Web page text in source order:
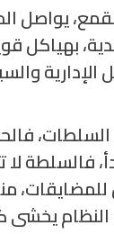
بهياكل
الإدارية
فالسلطة لا
يخشى